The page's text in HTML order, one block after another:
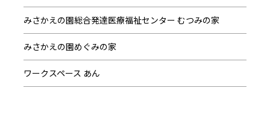
みさかえの園総合発達医療福祉センター むつみの家
みさかえの園めぐみの家
ワークスペース あん